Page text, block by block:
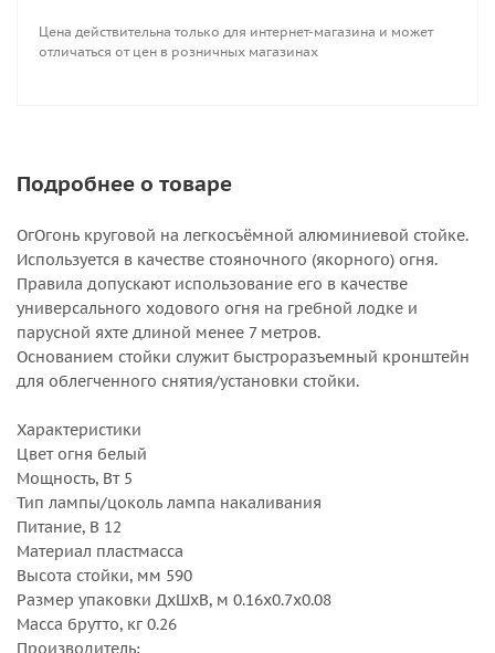
Цена действительна только для интернет-магазина и может
отличаться от цен в розничных магазинах
Подробнее о товаре
ОгОгонь круговой на легкосъёмной алюминиевой стойке.
Используется в качестве стояночного (якорного) огня.
Правила допускают использование его в качестве
универсального ходового огня на гребной лодке и
парусной яхте длиной менее 7 метров.
Основанием стойки служит быстроразъемный кронштейн
для облегченного снятия/установки стойки.
Характеристики
Цвет огня белый
Мощность, Вт 5
Тип лампы/цоколь лампа накаливания
Питание, В 12
Материал пластмасса
Высота стойки, мм 590
Размер упаковки ДхШхВ, м 0.16x0.7x0.08
Масса брутто, кг 0.26
Производитель: